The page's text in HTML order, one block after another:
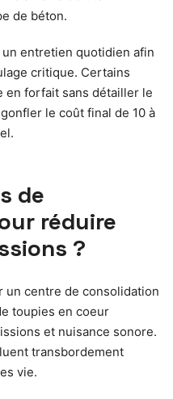
de béton.
entretien quotidien afin
critique. Certains
en forfait sans détailler le
le coût final de 10 à
de
réduire
?
centre de consolidation
toupies en coeur
et nuisance sonore.
transbordement
vie.